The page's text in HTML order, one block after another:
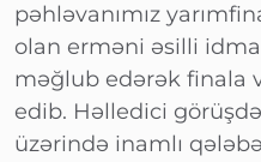
pəhləvanımız
olan erməni əsilli
məğlub edərək finala
edib. Həlledici
üzərində inamlı